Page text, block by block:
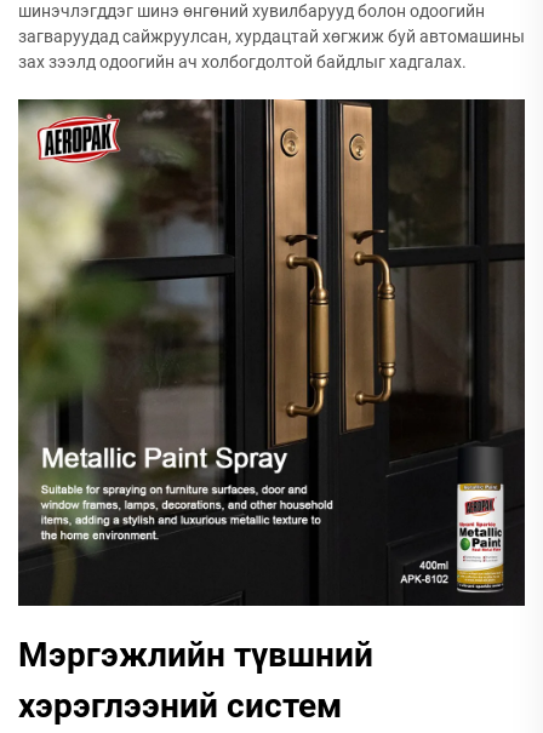
шинэчлэгддэг шинэ өнгөний хувилбарууд болон одоогийн
загваруудад сайжруулсан, хурдацтай хөгжиж буй автомашины
зах зээлд одоогийн ач холбогдолтой байдлыг хадгалах.
Мэргэжлийн түвшний
хэрэглээний систем